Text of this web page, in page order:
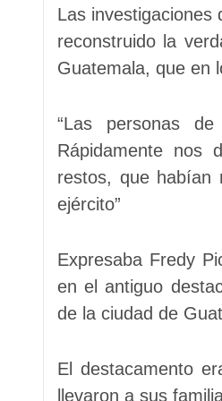
Las investigaciones
reconstruido la
Guatemala, que en
“Las personas
Rápidamente nos
restos, que habían
ejército”
Expresaba Fredy
en el antiguo
de la ciudad de
El destacamento
llevaron a sus